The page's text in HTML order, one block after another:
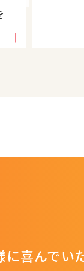
に喜んでい